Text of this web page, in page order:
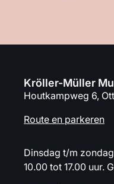
Kröller-Müller
Houtkampweg 6,
Route en parkeren
Dinsdag t/m
10.00 tot 17.00 uur.